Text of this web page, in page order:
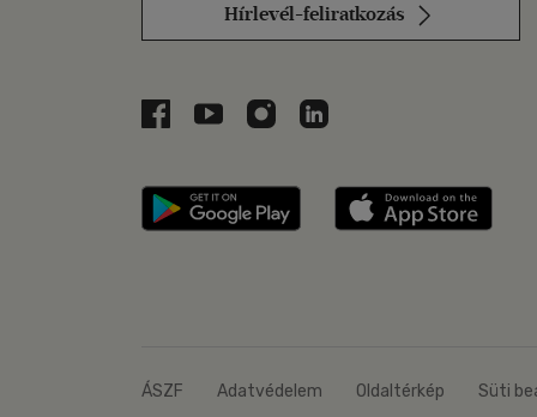
Hírlevél-feliratkozás
Libri a Facebookon
Libri a Youtube-on
Libri az Instagramon
Libri a LinkedInen
Libri applikáció Szerezd
ÁSZF Adatvédelem Oldaltérkép Süti